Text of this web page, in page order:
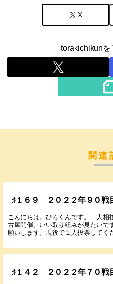
X
torakichikunを
関連
♯１６９ ２０２２年９０戦
こんにちは。ひろくんです。 大相
古屋開催。いい取り組みが見たい
願いします。現役で１人投票してく
♯１４２ ２０２２年７０戦